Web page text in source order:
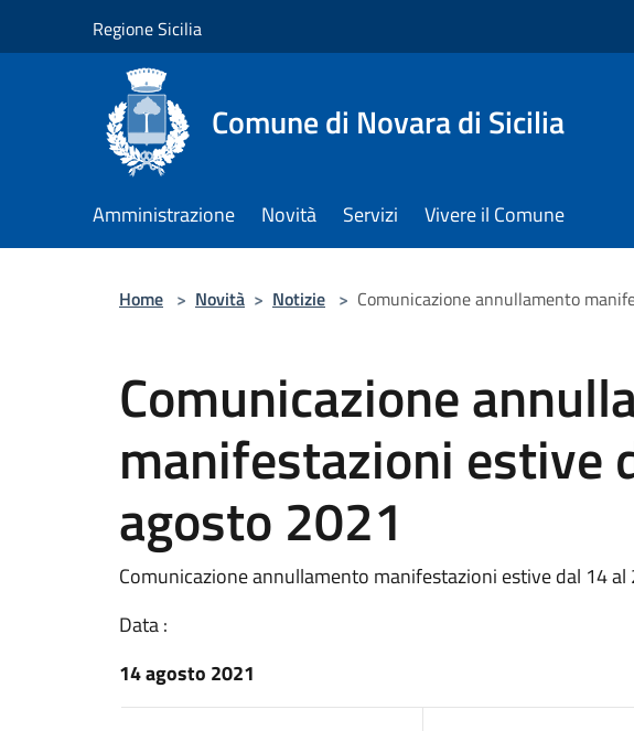
Regione Sicilia
Comune di Novara di Sicilia
Amministrazione Novità Servizi Vivere il Comune
Home > Novità > Notizie > Comunicazione annullamento
Comunicazione
manifestazioni estive
agosto 2021
Comunicazione annullamento manifestazioni estive dal 14 al
Data :
14 agosto 2021